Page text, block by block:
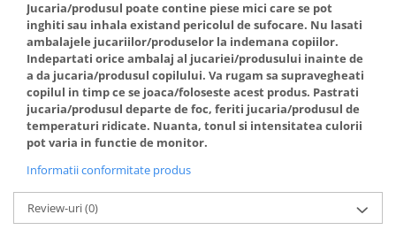
Jucaria/produsul poate contine piese mici care se pot
inghiti sau inhala existand pericolul de sufocare. Nu lasati
ambalajele jucariilor/produselor la indemana copiilor.
Indepartati orice ambalaj al jucariei/produsului inainte de
a da jucaria/produsul copilului. Va rugam sa supravegheati
copilul in timp ce se joaca/foloseste acest produs. Pastrati
jucaria/produsul departe de foc, feriti jucaria/produsul de
temperaturi ridicate. Nuanta, tonul si intensitatea culorii
pot varia in functie de monitor.
Informatii conformitate produs
Review-uri(0)